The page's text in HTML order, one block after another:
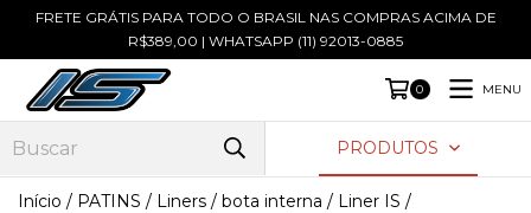
FRETE GRÁTIS PARA TODO O BRASIL NAS COMPRAS ACIMA DE
R$389,00 | WHATSAPP (11) 92013-0885
0 MENU
PRODUTOS
Início / PATINS / Liners / bota interna / Liner IS /